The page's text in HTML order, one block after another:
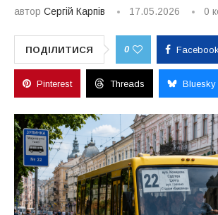
автор Сергій Карпів 17.05.2026 0
ПОДІЛИТИСЯ 0 Facebook
Pinterest Threads Bluesky